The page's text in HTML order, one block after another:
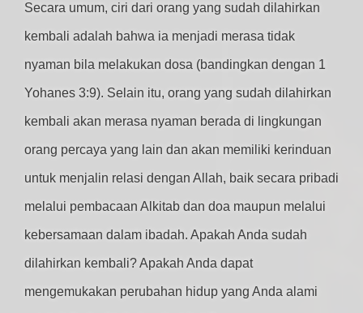
Secara umum, ciri dari orang yang sudah dilahirkan
kembali adalah bahwa ia menjadi merasa tidak
nyaman bila melakukan dosa (bandingkan dengan 1
Yohanes 3:9). Selain itu, orang yang sudah dilahirkan
kembali akan merasa nyaman berada di lingkungan
orang percaya yang lain dan akan memiliki kerinduan
untuk menjalin relasi dengan Allah, baik secara pribadi
melalui pembacaan Alkitab dan doa maupun melalui
kebersamaan dalam ibadah. Apakah Anda sudah
dilahirkan kembali? Apakah Anda dapat
mengemukakan perubahan hidup yang Anda alami